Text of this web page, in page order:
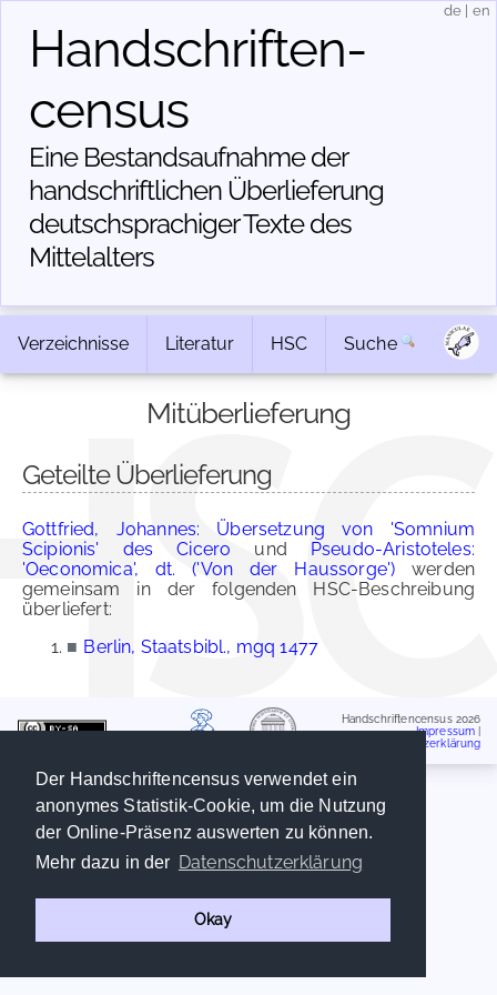
Der Handschriftencensus verwendet ein
anonymes Statistik-Cookie, um die Nutzung
der Online-Präsenz auswerten zu können.
Mehr dazu in der Datenschutzerklärung
Okay
Handschriften­
census
Eine Bestandsaufnahme der
handschriftlichen Über­lieferung
deutschsprachiger Texte des
Mittelalters
de en
Verzeichnisse Literatur HSC Suche
Mitüberlieferung
Geteilte Überlieferung
Gottfried, Johannes: Übersetzung von 'Somnium
Scipionis' des Cicero und Pseudo-Aristoteles:
'Oeconomica', dt. ('Von der Haussorge') werden
gemeinsam in der folgenden HSC-Beschreibung
überliefert:
■ Berlin, Staatsbibl., mgq 1477
Handschriftencensus 2026
Impressum
Datenschutzerklärung